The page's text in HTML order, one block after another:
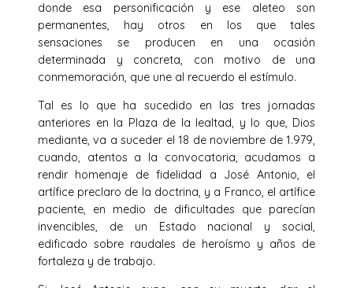
donde esa personificación y ese aleteo son
permanentes, hay otros en los que tales
sensaciones se producen en una ocasión
determinada y concreta, con motivo de una
conmemoración, que une al recuerdo el estímulo.
Tal es lo que ha sucedido en las tres jornadas
anteriores en la Plaza de la lealtad, y lo que, Dios
mediante, va a suceder el 18 de noviembre de 1.979,
cuando, atentos a la convocatoria, acudamos a
rendir homenaje de fidelidad a José Antonio, el
artífice preclaro de la doctrina, y a Franco, el artífice
pa­ciente, en medio de dificultades que parecían
invencibles, de un Estado nacional y social,
edificado sobre raudales de heroísmo y años de
fortaleza y de trabajo.